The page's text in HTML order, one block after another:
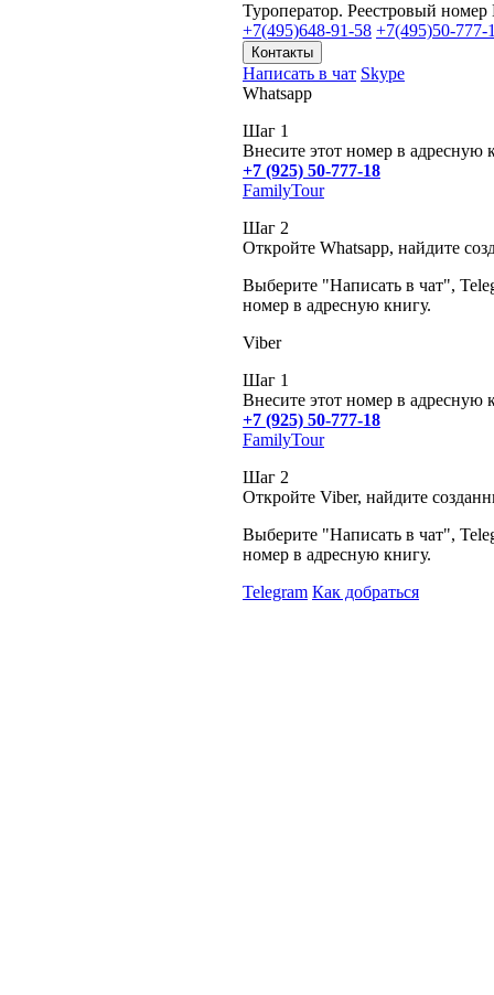
Туроператор. Реестровый
+7(495)648-91-58 +7(495)50-777-
Контакты
Написать в чат Skype
Whatsapp
Шаг 1
Внесите этот номер в адресную
+7 (925) 50-777-18
FamilyTour
Шаг 2
Откройте Whatsapp, найдите
Выберите "Написать в чат",
номер в адресную книгу.
Viber
Шаг 1
Внесите этот номер в адресную
+7 (925) 50-777-18
FamilyTour
Шаг 2
Откройте Viber, найдите
Выберите "Написать в чат",
номер в адресную книгу.
Telegram Как добраться